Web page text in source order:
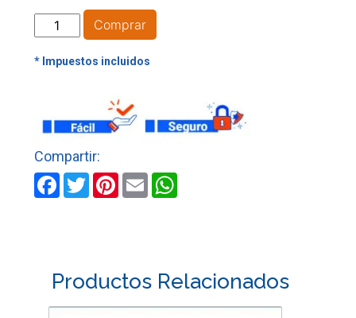
LIJA
DE
AGUA
PLIEGO
cantidad
Comprar
Facebook
TwitterPinterest
EmailWhatsApp
Productos Relacionados